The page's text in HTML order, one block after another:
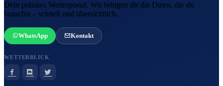
Dein präzises Wetterportal. Wir bringen dir die Daten, die du
brauchst – schnell und übersichtlich.
WhatsApp Kontakt
WETTERBLICK